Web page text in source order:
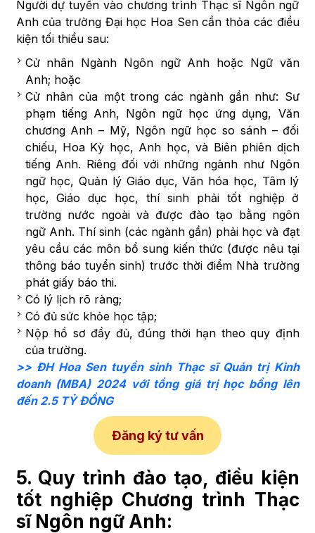
Người dự tuyển vào chương trình Thạc sĩ Ngôn ngữ
Anh của trường Đại học Hoa Sen cần thỏa các điều
kiện tối thiểu sau:
Cử nhân Ngành Ngôn ngữ Anh hoặc Ngữ văn
Anh; hoặc
Cử nhân của một trong các ngành gần như: Sư
phạm tiếng Anh, Ngôn ngữ học ứng dụng, Văn
chương Anh – Mỹ, Ngôn ngữ học so sánh – đối
chiếu, Hoa Kỳ học, Anh học, và Biên phiên dịch
tiếng Anh. Riêng đối với những ngành như Ngôn
ngữ học, Quản lý Giáo dục, Văn hóa học, Tâm lý
học, Giáo dục học, thí sinh phải tốt nghiệp ở
trường nước ngoài và được đào tạo bằng ngôn
ngữ Anh. Thí sinh (các ngành gần) phải học và đạt
yêu cầu các môn bổ sung kiến thức (được nêu tại
thông báo tuyển sinh) trước thời điểm Nhà trường
phát giấy báo thi.
Có lý lịch rõ ràng;
Có đủ sức khỏe học tập;
Nộp hồ sơ đầy đủ, đúng thời hạn theo quy định
của trường.
>> ĐH Hoa Sen tuyển sinh Thạc sĩ Quản trị Kinh
doanh (MBA) 2024 với tổng giá trị học bổng lên
đến 2.5 TỶ ĐỒNG
Đăng ký tư vấn
5. Quy trình đào tạo, điều kiện
tốt nghiệp Chương trình Thạc
sĩ Ngôn ngữ Anh: